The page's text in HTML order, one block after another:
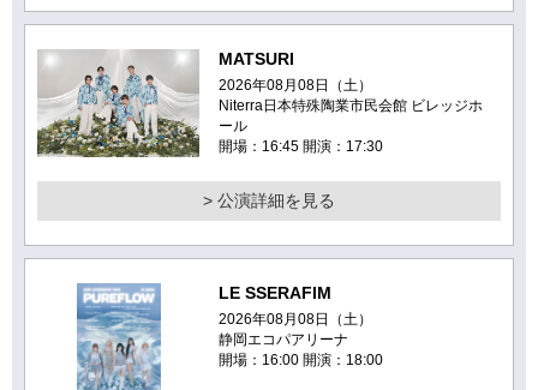
MATSURI
2026年08月08日（土）
Niterra日本特殊陶業市民会館 ビレッジホ
ール
開場：16:45 開演：17:30
> 公演詳細を見る
LE SSERAFIM
2026年08月08日（土）
静岡エコパアリーナ
開場：16:00 開演：18:00